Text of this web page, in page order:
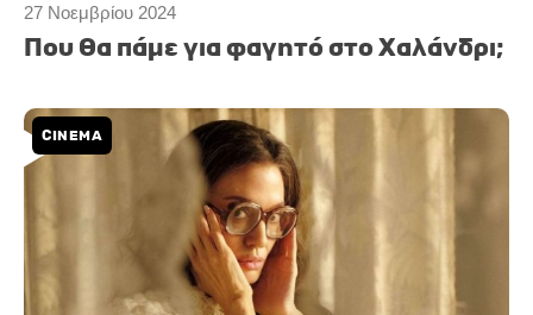
27 Νοεμβρίου 2024
Που θα πάμε για φαγητό στο Χαλάνδρι;
CINEMA